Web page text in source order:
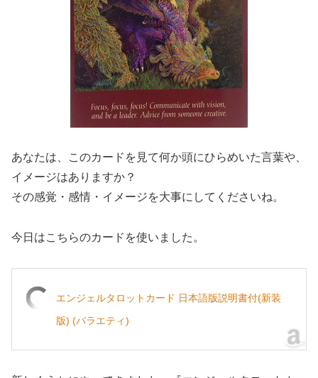
あなたは、このカードを見て何か頭にひらめいた言葉や、
イメージはありますか？
その感覚・感情・イメージを大事にしてくださいね。
今日はこちらのカードを使いました。
エンジェルタロットカード 日本語版説明書付(新装
版) (バラエティ)